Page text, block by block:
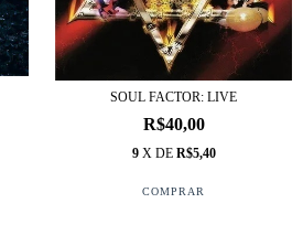
SOUL FACTOR: LIVE
R$40,00
9 X DE R$5,40